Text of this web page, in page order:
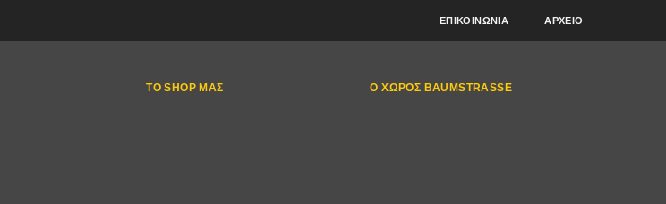
ΕΠΙΚΟΙΝΩΝΊΑ ΑΡΧΕΊΟ
ΤΟ SHOP ΜΑΣ Ο ΧΏΡΟΣ BAUMSTRASSE